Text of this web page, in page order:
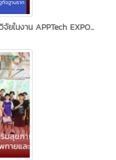
ยในงาน APPTech EXPO...